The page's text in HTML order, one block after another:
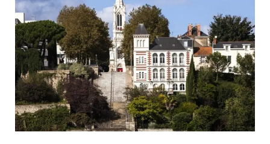
سياحية
في
مونبلييه